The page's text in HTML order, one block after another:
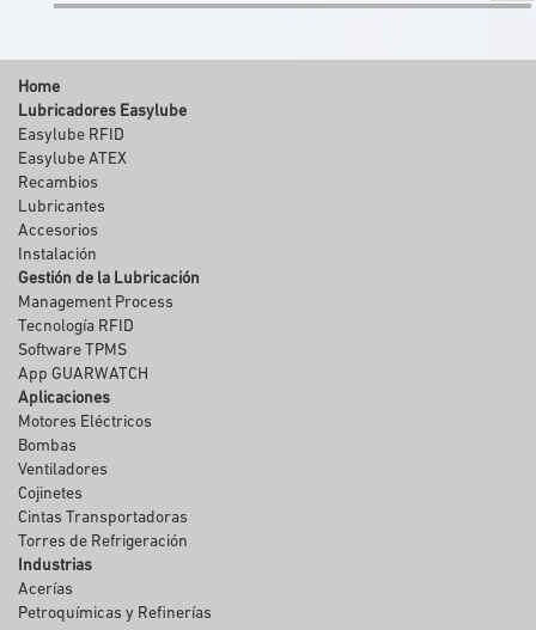
Home
Lubricadores Easylube
Easylube RFID
Easylube ATEX
Recambios
Lubricantes
Accesorios
Instalación
Gestión de la Lubricación
Management Process
Tecnología RFID
Software TPMS
App GUARWATCH
Aplicaciones
Motores Eléctricos
Bombas
Ventiladores
Cojinetes
Cintas Transportadoras
Torres de Refrigeración
Industrias
Acerías
Petroquímicas y Refinerías